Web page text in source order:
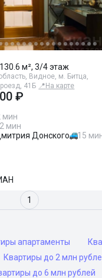
м², 3/4 этаж
Видное, м. Битца,
41Б 📍 На карте
₽
мин
мин
Донского
15
1
апартаменты
Квартиры до 2 млн
до 6 млн рублей